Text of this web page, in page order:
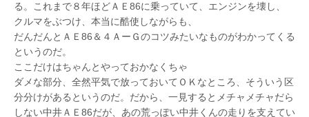
る。これまで８年ほどＡＥ86に乗っていて、エンジンを壊し、
クルマをぶつけ、本当に酷使しながらも、
だんだんとＡＥ86＆４ＡーＧのコツみたいなものがわかってくる
というのだ。
ここだけはちゃんとやっておかなくちゃ
ダメな部分、全然平気で放っておいてＯＫなところ、そういう区
分分けがあるというのだ。だから、一見するとメチャメチャだら
しない中井ＡＥ86だが、あの荒っぽい中井くんの走りを支えてい